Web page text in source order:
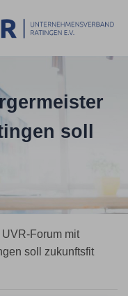
soll
UVR-Forum mit
soll zukunftsfit